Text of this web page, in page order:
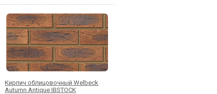
Кирпич облицовочный Welbeck
Autumn Antique IBSTOCK